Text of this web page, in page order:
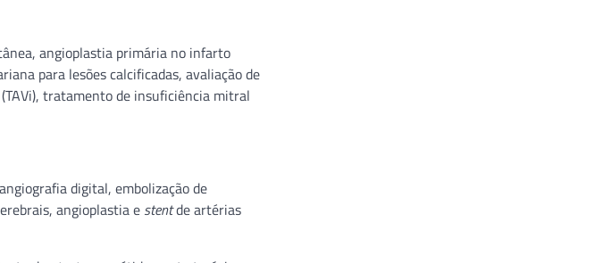
angioplastia primária no infarto
para lesões calcificadas, avaliação de
tratamento de insuficiência mitral
digital, embolização de
angioplastia e stentde artérias